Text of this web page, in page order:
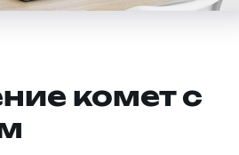
комет с